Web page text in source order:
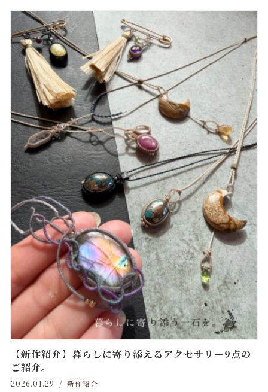
【新作紹介】暮らしに寄り添えるアクセサリー9点の
ご紹介。
2026.01.29 新作紹介